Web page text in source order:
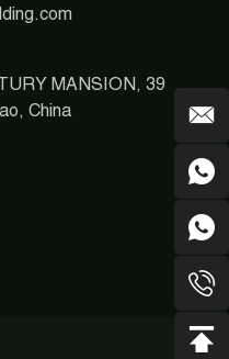
MANSION, 39
China